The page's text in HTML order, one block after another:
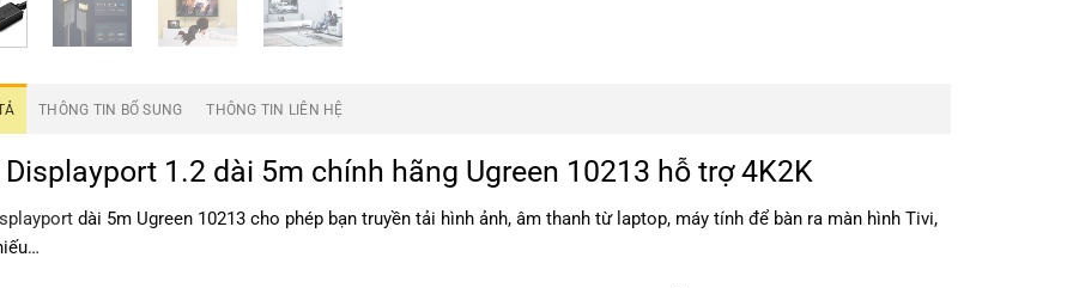
THÔNG TIN BỔ SUNG THÔNG TIN LIÊN HỆ
Displayport 1.2 dài 5m chính hãng Ugreen 10213 hỗ trợ 4K2K
dài 5m Ugreen 10213 cho phép bạn truyền tải hình ảnh, âm thanh từ laptop, máy tính để bàn ra màn hình Tivi,